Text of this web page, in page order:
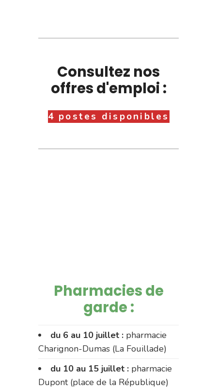
Consultez nos
offres d'emploi :
4 postes disponibles
Pharmacies de
garde :
du 6 au 10 juillet : pharmacie
Charignon-Dumas (La Fouillade)
du 10 au 15 juillet : pharmacie
Dupont (place de la République)